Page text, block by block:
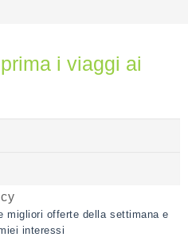
i viaggi ai
migliori offerte della settimana e
interessi